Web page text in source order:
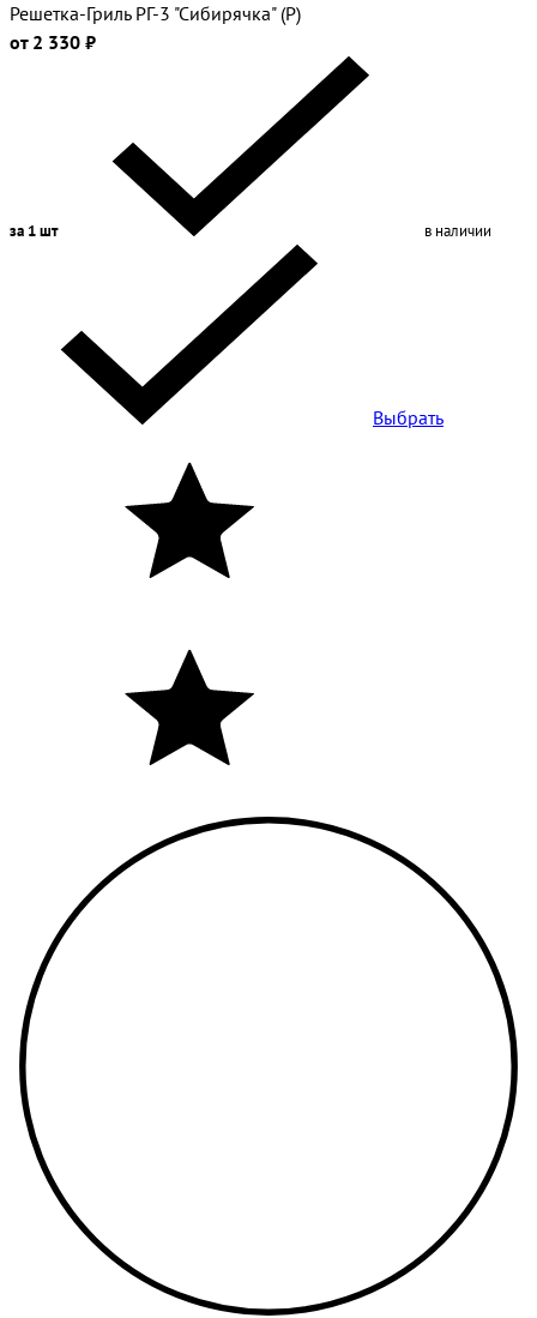
Решетка-Гриль РГ-3 "Сибирячка" (Р)
от 2 330 ₽
за 1 шт в наличии
Выбрать